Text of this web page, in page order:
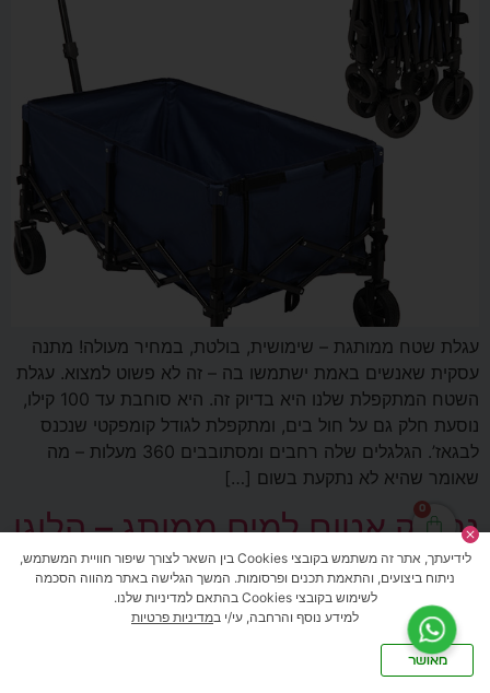
0
עגלת שטח ממותגת – שימושית, בולטת, במחיר מעולה! מתנה
עסקית שאנשים באמת ישתמשו בה – זה לא פשוט למצוא. עגלת
השטח המתקפלת שלנו היא בדיוק זה. היא סוחבת עד 100 קילו,
נוסעת חלק גם על חול בים, ומתקפלת לגודל קומפקטי שנכנס
לבגאז’. הגלגלים שלה רחבים ומסתובבים 360 מעלות – מה
שאומר שהיא לא נתקעת בשום […]
נרתיק אטום למים ממותג – הלוגו
שלך צף על המים!לידיעתך, אתר זה משתמש בקובצי Cookies בין השאר לצורך שיפור חוויית המשתמש,
ניתוח ביצועים, והתאמת תכנים ופרסומות. המשך הגלישה באתר מהווה הסכמה
לשימוש בקובצי Cookies בהתאם למדיניות שלנו.
למידע נוסף והרחבה, עי/י במדיניות פרטיות
מאושר